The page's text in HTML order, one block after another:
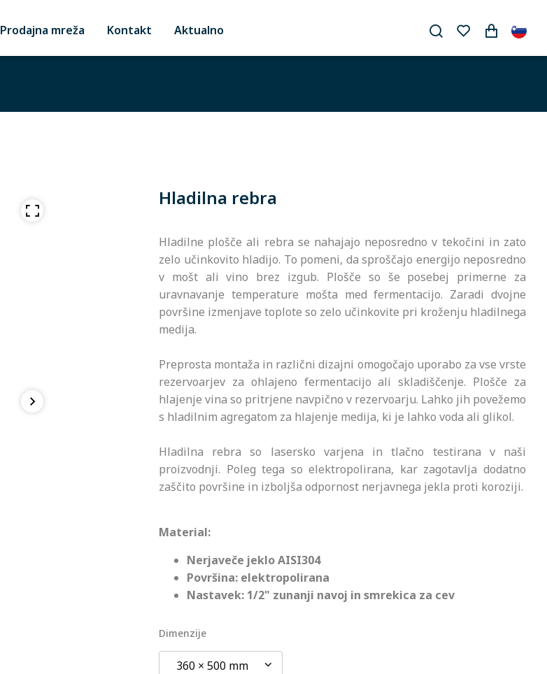
Prodajna mreža Kontakt Aktualno
Hladilna rebra
Hladilne plošče ali rebra se nahajajo neposredno v tekočini in zato
zelo učinkovito hladijo. To pomeni, da sproščajo energijo neposredno
v mošt ali vino brez izgub. Plošče so še posebej primerne za
uravnavanje temperature mošta med fermentacijo. Zaradi dvojne
površine izmenjave toplote so zelo učinkovite pri kroženju hladilnega
medija.
Preprosta montaža in različni dizajni omogočajo uporabo za vse vrste
rezervoarjev za ohlajeno fermentacijo ali skladiščenje. Plošče za
hlajenje vina so pritrjene navpično v rezervoarju. Lahko jih povežemo
s hladilnim agregatom za hlajenje medija, ki je lahko voda ali glikol.
Hladilna rebra so lasersko varjena in tlačno testirana v naši
proizvodnji. Poleg tega so elektropolirana, kar zagotavlja dodatno
zaščito površine in izboljša odpornost nerjavnega jekla proti koroziji.
Material:
Nerjaveče jeklo AISI304
Površina: elektropolirana
Nastavek: 1/2" zunanji navoj in smrekica za cev
Dimenzije
360 × 500 mm